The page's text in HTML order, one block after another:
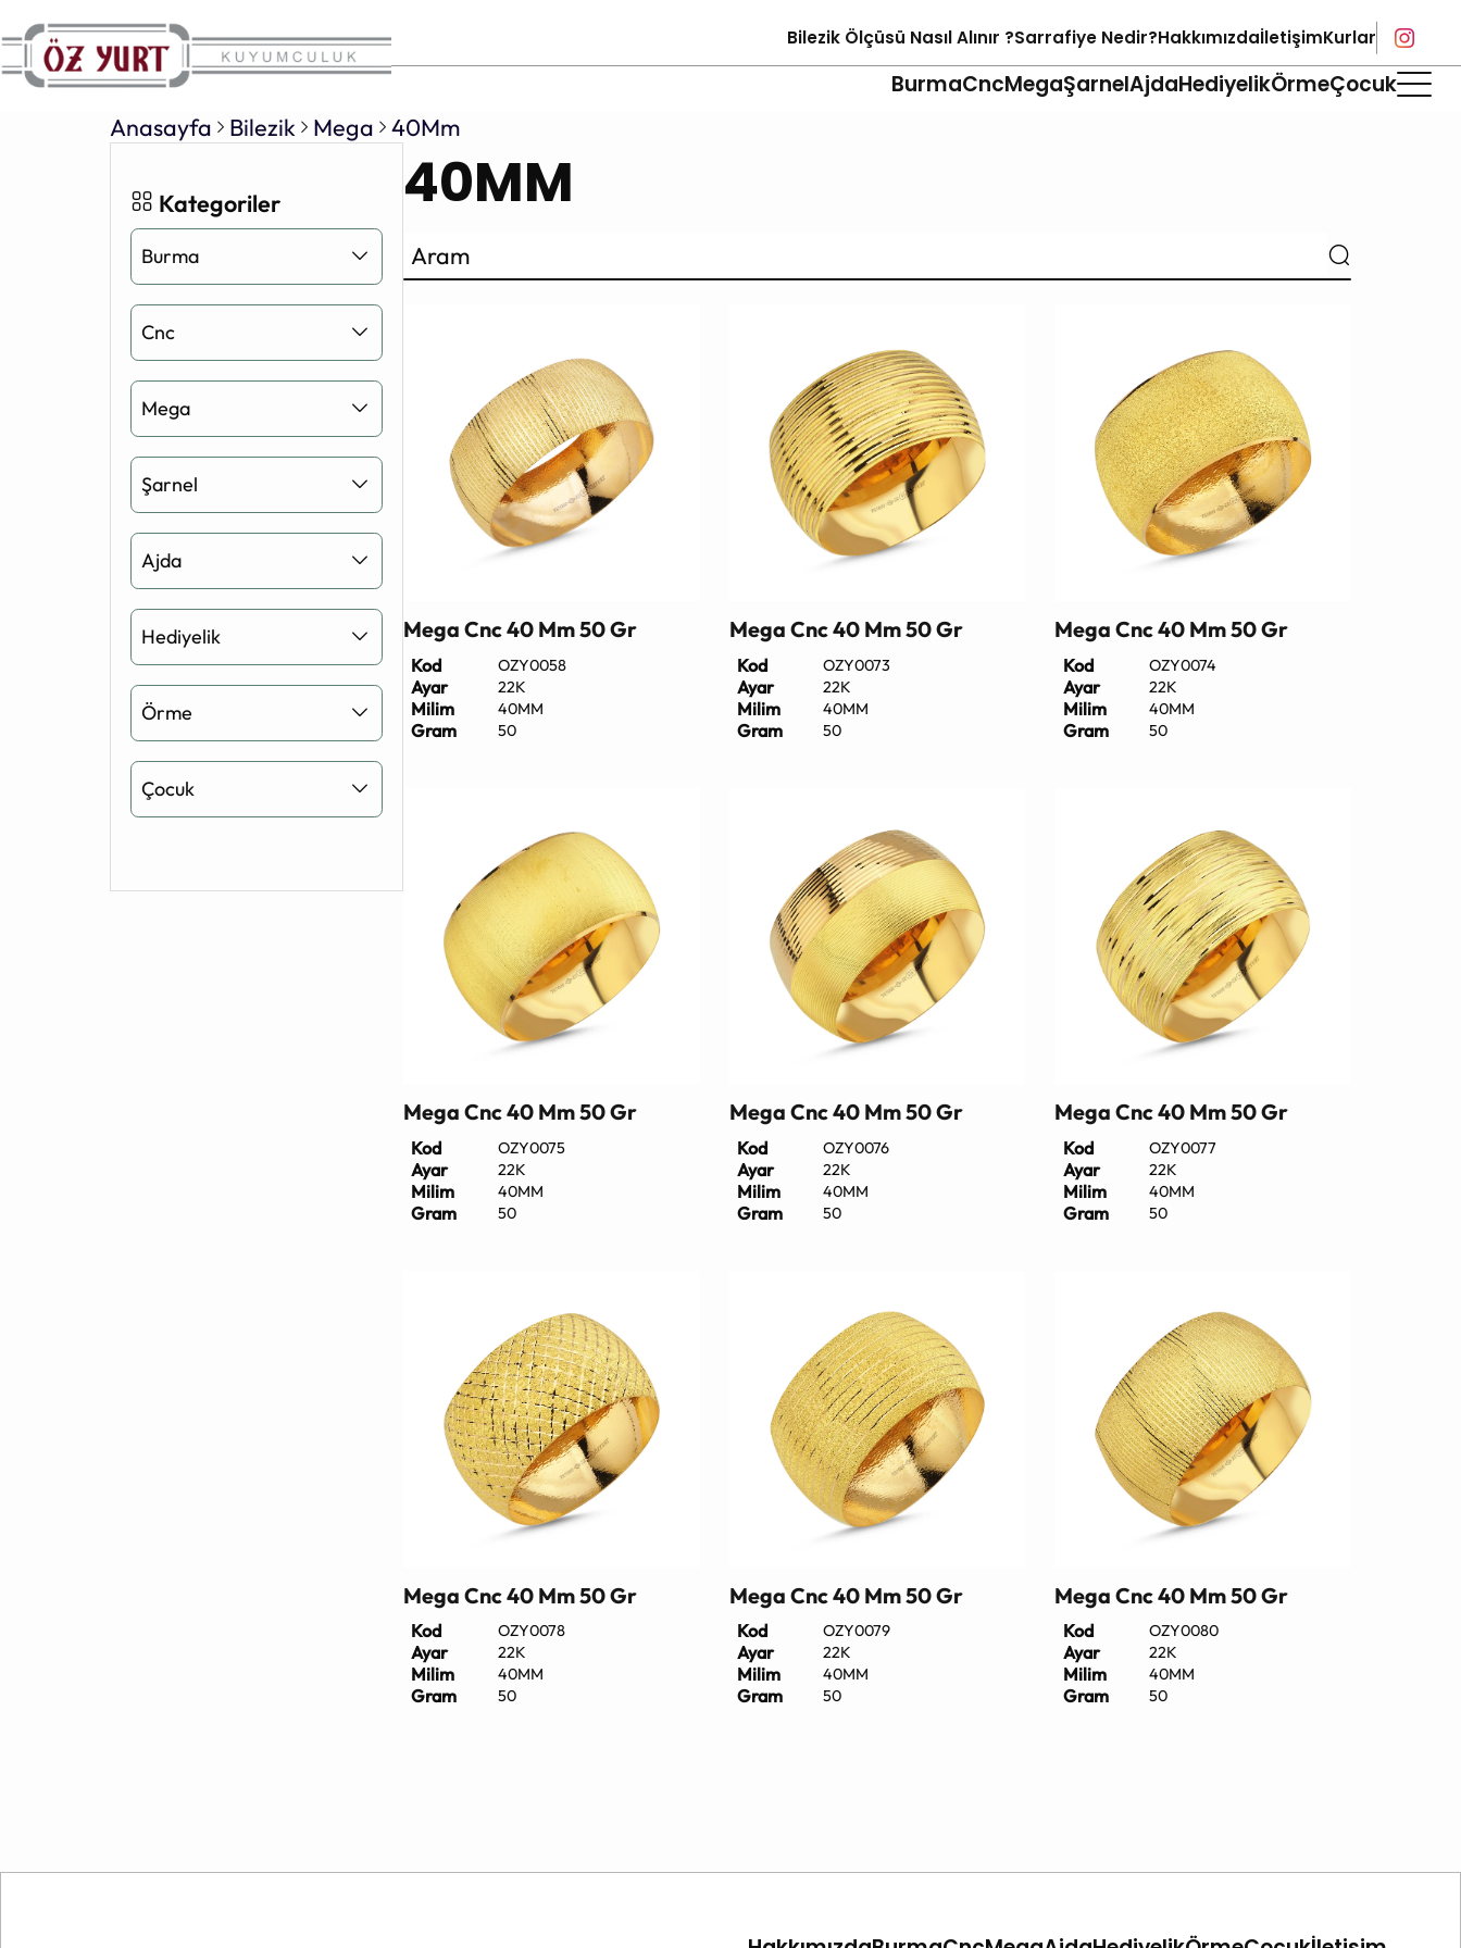
Bilezik Ölçüsü Nasıl Alınır ?Sarrafiye Nedir?HakkımızdaİletişimKurlar
BurmaCncMegaŞarnelAjdaHediyelikÖrmeÇocuk
Anasayfa Bilezik Mega 40Mm
Kategoriler
Burma
Cnc
Mega
Şarnel
Ajda
Hediyelik
Örme
Çocuk
40MM
Arama
Mega Cnc 40 Mm 50 Gr
Kod OZY0058
Ayar 22K
Milim 40MM
Gram 50
Mega Cnc 40 Mm 50 Gr
Kod OZY0073
Ayar 22K
Milim 40MM
Gram 50
Mega Cnc 40 Mm 50 Gr
Kod OZY0074
Ayar 22K
Milim 40MM
Gram 50
Mega Cnc 40 Mm 50 Gr
Kod OZY0075
Ayar 22K
Milim 40MM
Gram 50
Mega Cnc 40 Mm 50 Gr
Kod OZY0076
Ayar 22K
Milim 40MM
Gram 50
Mega Cnc 40 Mm 50 Gr
Kod OZY0077
Ayar 22K
Milim 40MM
Gram 50
Mega Cnc 40 Mm 50 Gr
Kod OZY0078
Ayar 22K
Milim 40MM
Gram 50
Mega Cnc 40 Mm 50 Gr
Kod OZY0079
Ayar 22K
Milim 40MM
Gram 50
Mega Cnc 40 Mm 50 Gr
Kod OZY0080
Ayar 22K
Milim 40MM
Gram 50